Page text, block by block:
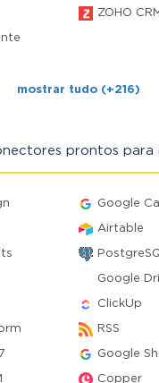
ZOHO
mostrar tudo (+216)
prontos para
Google
Airtable
Google
ClickUp
RSS
Google
Copper